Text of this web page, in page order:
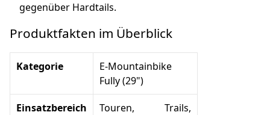
gegenüber Hardtails.
Produktfakten im Überblick
Kategorie
E‑Mountainbike
Fully (29")
Einsatzbereich
Touren, Trails,